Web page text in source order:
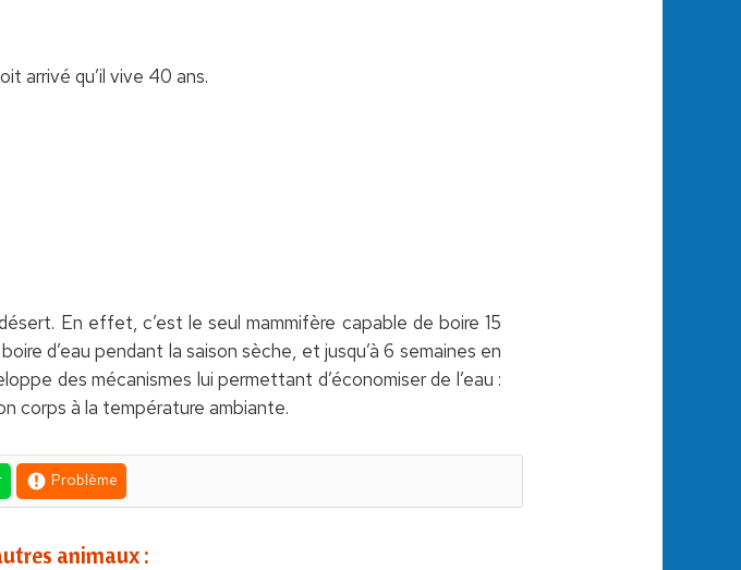
arrivé qu’il vive 40 ans.
En effet, c’est le seul mammifère capable de boire 15
d’eau pendant la saison sèche, et jusqu’à 6 semaines en
des mécanismes lui permettant d’économiser de l’eau :
corps à la température ambiante.
Problème
animaux :